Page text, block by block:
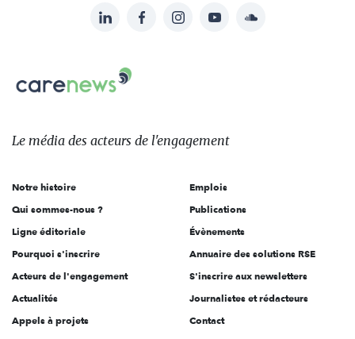
sur:
LinkedInFacebookInstagramYouTubeSoundcloud
Carenews,
Le
des
l'engagement
Le média des acteurs de l'engagement
Notre histoire
Qui sommes-nous ?
Ligne éditoriale
Pourquoi s'inscrire
Acteurs de l'engagement
Actualités
Appels à projets
Emplois
Publications
Évènements
Annuaire des solutions RSE
S'inscrire aux newsletters
Journalistes et rédacteurs
Contact